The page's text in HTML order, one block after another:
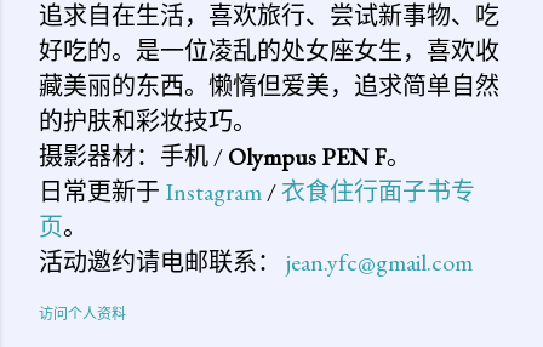
追求自在生活，喜欢旅行、尝试新事物、吃
好吃的。是一位凌乱的处女座女生，喜欢收
藏美丽的东西。懒惰但爱美，追求简单自然
的护肤和彩妆技巧。
摄影器材：手机 /Olympus PEN F。
日常更新于 Instagram/衣食住行面子书专
页。
活动邀约请电邮联系： jean.yfc@gmail.com
访问个人资料